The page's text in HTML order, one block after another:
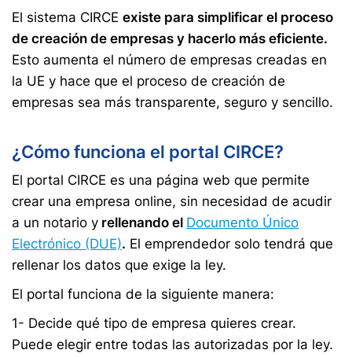
El sistema CIRCE existe para simplificar el proceso
de creación de empresas y hacerlo más eficiente.
Esto aumenta el número de empresas creadas en
la UE y hace que el proceso de creación de
empresas sea más transparente, seguro y sencillo.
¿Cómo funciona el portal CIRCE?
El portal CIRCE es una página web que permite
crear una empresa online, sin necesidad de acudir
a un notario y rellenando el Documento Único
Electrónico (DUE). El emprendedor solo tendrá que
rellenar los datos que exige la ley.
El portal funciona de la siguiente manera:
1- Decide qué tipo de empresa quieres crear.
Puede elegir entre todas las autorizadas por la ley.